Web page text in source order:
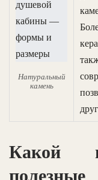
Натуральный
камень
Какой